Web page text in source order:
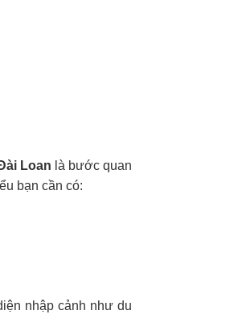
Loan là bước quan
bạn cần có:
nhập cảnh như du